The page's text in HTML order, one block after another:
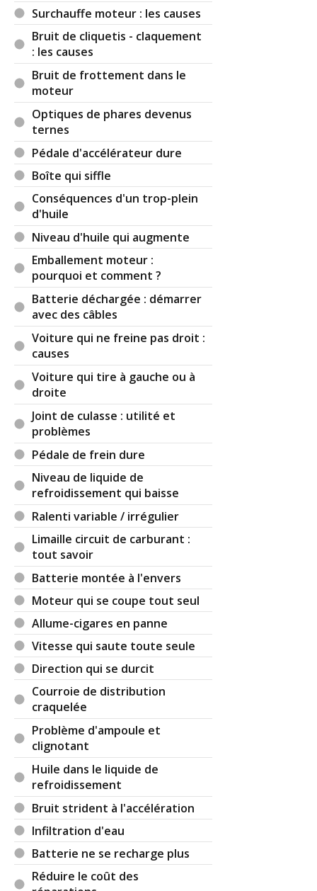
Surchauffe moteur : les causes
Bruit de cliquetis - claquement
: les causes
Bruit de frottement dans le
moteur
Optiques de phares devenus
ternes
Pédale d'accélérateur dure
Boîte qui siffle
Conséquences d'un trop-plein
d'huile
Niveau d'huile qui augmente
Emballement moteur :
pourquoi et comment ?
Batterie déchargée : démarrer
avec des câbles
Voiture qui ne freine pas droit :
causes
Voiture qui tire à gauche ou à
droite
Joint de culasse : utilité et
problèmes
Pédale de frein dure
Niveau de liquide de
refroidissement qui baisse
Ralenti variable / irrégulier
Limaille circuit de carburant :
tout savoir
Batterie montée à l'envers
Moteur qui se coupe tout seul
Allume-cigares en panne
Vitesse qui saute toute seule
Direction qui se durcit
Courroie de distribution
craquelée
Problème d'ampoule et
clignotant
Huile dans le liquide de
refroidissement
Bruit strident à l'accélération
Infiltration d'eau
Batterie ne se recharge plus
Réduire le coût des